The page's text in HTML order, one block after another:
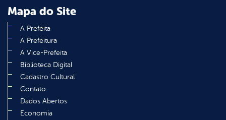
Mapa do Site
A Prefeita
A Prefeitura
A Vice-Prefeita
Biblioteca Digital
Cadastro Cultural
Contato
Dados Abertos
Economia